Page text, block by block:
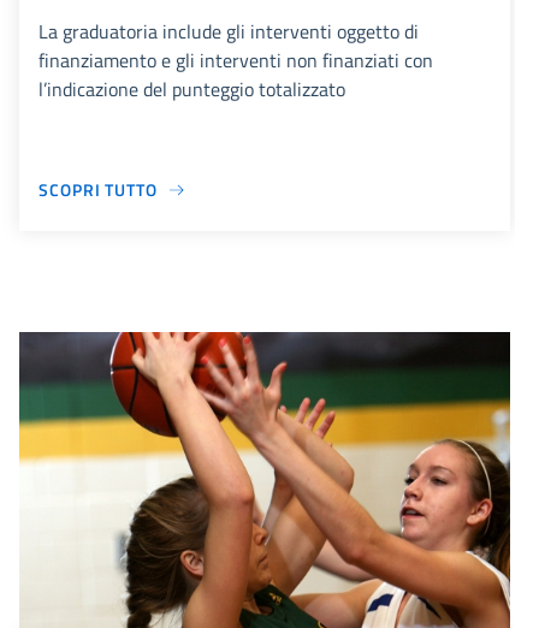
La graduatoria include gli interventi oggetto di
finanziamento e gli interventi non finanziati con
l’indicazione del punteggio totalizzato
SCOPRI TUTTO